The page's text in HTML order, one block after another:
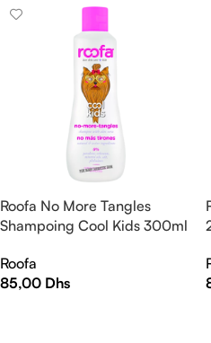
Roofa No More Tangles
Shampoing Cool Kids 300ml
Roofa
85,00 Dhs